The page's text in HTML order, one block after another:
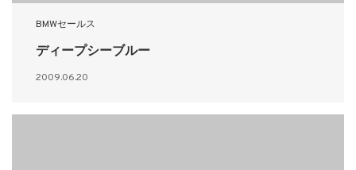
BMWセールス
ディープシーブルー
2009.06.20